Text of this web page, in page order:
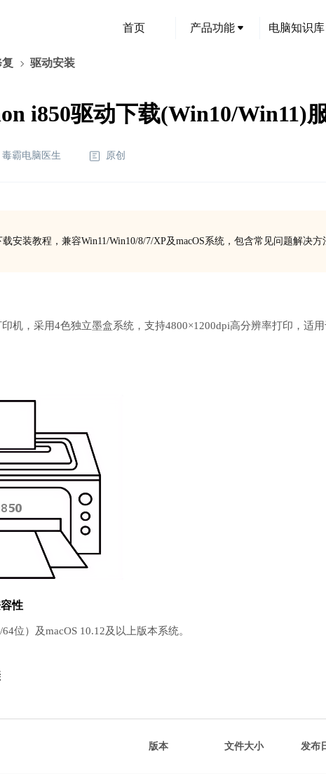
首页 产品功能 电脑知识库
驱动安装
i850驱动下载(Win10/Win11)
毒霸电脑医生 原创
安装教程，兼容Win11/Win10/8/7/XP及macOS系统，包含常见问题解决方
机，采用4色独立墨盒系统，支持4800×1200dpi高分辨率打印，适
性
位）及macOS 10.12及以上版本系统。
版本 文件大小 发布